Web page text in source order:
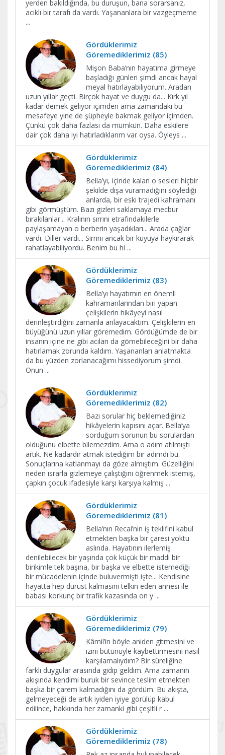
yerden bakıldığında, bu duruşun, bana sorarsanız,
acıklı bir tarafı da vardı. Yaşananlara bir vazgeçmeme
...
Gördüklerimiz
Göremediklerimiz (85)
Mişon Baba’nın hayatıma girmeye
başladığı günleri şimdi ancak hayal
meyal hatırlayabiliyorum. Aradan
uzun yıllar geçti. Birçok hayat ve duygu da... Kırk yıl
kadar demek geliyor içimden ama zamandaki bu
mesafeye yine de şüpheyle bakmak geliyor içimden.
Çünkü çok daha fazlası da mümkün. Daha eskilere
dair çok daha iyi hatırladıklarım var oysa. Öyleys ...
Gördüklerimiz
Göremediklerimiz (84)
Bella’yı, içinde kalan o sesleri hiçbir
şekilde dışa vuramadığını söylediği
anlarda, bir eski trajedi kahramanı
gibi görmüştüm. Bazı gizleri saklamaya mecbur
bırakılanlar... Kralının sırrını etrafındakilerle
paylaşamayan o berberin yaşadıkları... Arada çağlar
vardı. Diller vardı... Sırrını ancak bir kuyuya haykırarak
rahatlayabiliyordu. Benim bu hi ...
Gördüklerimiz
Göremediklerimiz (83)
Bella’yı hayatımın en önemli
kahramanlarından biri yapan
çelişkilerin hikâyeyi nasıl
derinleştirdiğini zamanla anlayacaktım. Çelişkilerin en
büyüğünü uzun yıllar göremedim. Gördüğümde de bir
insanın içine ne gibi acıları da gömebileceğini bir daha
hatırlamak zorunda kaldım. Yaşananları anlatmakta
da bu yüzden zorlanacağımı hissediyorum şimdi.
Onun ...
Gördüklerimiz
Göremediklerimiz (82)
Bazı sorular hiç beklemediğiniz
hikâyelerin kapısını açar. Bella’ya
sorduğum sorunun bu sorulardan
olduğunu elbette bilemezdim. Ama o adım atılmıştı
artık. Ne kadardır atmak istediğim bir adımdı bu.
Sonuçlarına katlanmayı da göze almıştım. Güzelliğini
neden ısrarla gizlemeye çalıştığını öğrenmek istemiş,
çapkın çocuk ifadesiyle karşı karşıya kalmış ...
Gördüklerimiz
Göremediklerimiz (81)
Bella’nın Recai’nin iş teklifini kabul
etmekten başka bir çaresi yoktu
aslında. Hayatının ilerlemiş
denilebilecek bir yaşında çok küçük bir maddi bir
birikimle tek başına, bir başka ve elbette istemediği
bir mücadelenin içinde buluvermişti işte... Kendisine
hayatta hep dürüst kalmasını telkin eden annesi ile
babası korkunç bir trafik kazasında on y ...
Gördüklerimiz
Göremediklerimiz (79)
Kâmil’in böyle aniden gitmesini ve
izini bütünüyle kaybettirmesini nasıl
karşılamalıydım? Bir süreliğine
farklı duygular arasında gidip geldim. Ama zamanın
akışında kendimi buruk bir sevince teslim etmekten
başka bir çarem kalmadığını da gördüm. Bu akışta,
gelmeyeceği de artık iyiden iyiye görülüp kabul
edilince, hakkında her zamanki gibi çeşitli r ...
Gördüklerimiz
Göremediklerimiz (78)